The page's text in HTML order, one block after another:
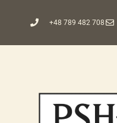
+48 789 482 708